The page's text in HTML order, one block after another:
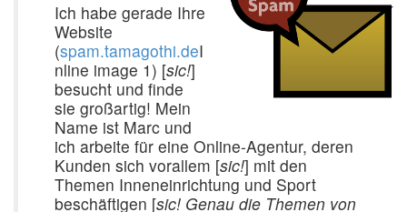
Ich habe gerade Ihre
Website
(spam.tamagothi.deI
nline image 1) [sic!]
besucht und finde
sie großartig! Mein
Name ist Marc und
ich arbeite für eine Online-Agentur, deren
Kunden sich vorallem [sic!] mit den
Themen Inneneinrichtung und Sport
beschäftigen [sic! Genau die Themen von